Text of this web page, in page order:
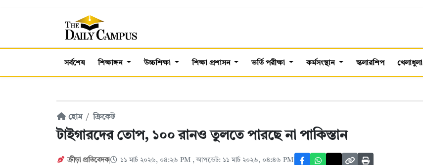
সর্বশেষ শিক্ষাঙ্গন উচ্চশিক্ষা শিক্ষা প্রশাসন ভর্তি পরীক্ষা কর্মসংস্থান স্কলারশিপ খেলাধুলা
হোম ক্রিকেট
টাইগারদের তোপ, ১০০ রানও তুলতে পারছে না পাকিস্তান
ক্রীড়া প্রতিবেদক ১১ মার্চ ২০২৬, ০৪:২৬ PM , আপডেট: ১১ মার্চ ২০২৬, ০৪:৪৬ PM